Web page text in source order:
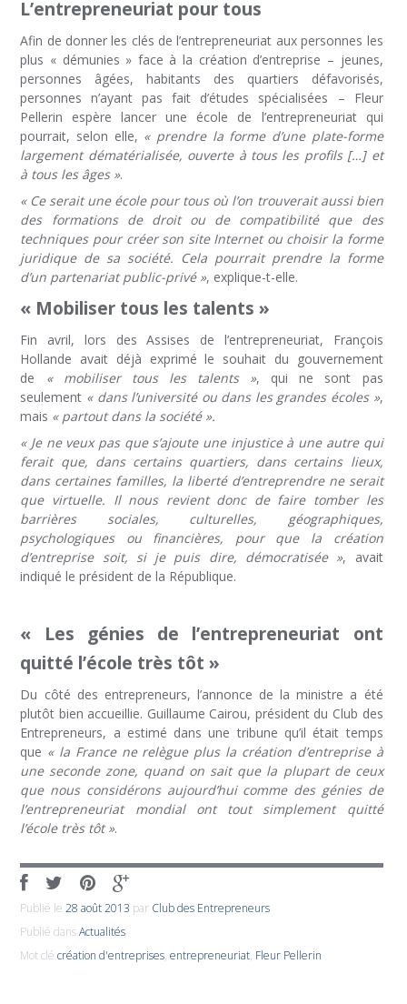
L’entrepreneuriat pour tous
Afin de donner les clés de l’entrepreneuriat aux personnes les
plus « démunies » face à la création d’entreprise – jeunes,
personnes âgées, habitants des quartiers défavorisés,
personnes n’ayant pas fait d’études spécialisées – Fleur
Pellerin espère lancer une école de l’entrepreneuriat qui
pourrait, selon elle, « prendre la forme d’une plate-forme
largement dématérialisée, ouverte à tous les profils […] et
à tous les âges ».
« Ce serait une école pour tous où l’on trouverait aussi bien
des formations de droit ou de compatibilité que des
techniques pour créer son site Internet ou choisir la forme
juridique de sa société. Cela pourrait prendre la forme
d’un partenariat public-privé », explique-t-elle.
« Mobiliser tous les talents »
Fin avril, lors des Assises de l’entrepreneuriat, François
Hollande avait déjà exprimé le souhait du gouvernement
de « mobiliser tous les talents », qui ne sont pas
seulement « dans l’université ou dans les grandes écoles »,
mais « partout dans la société ».
« Je ne veux pas que s’ajoute une injustice à une autre qui
ferait que, dans certains quartiers, dans certains lieux,
dans certaines familles, la liberté d’entreprendre ne serait
que virtuelle. Il nous revient donc de faire tomber les
barrières sociales, culturelles, géographiques,
psychologiques ou financières, pour que la création
d’entreprise soit, si je puis dire, démocratisée », avait
indiqué le président de la République.
« Les génies de l’entrepreneuriat ont
quitté l’école très tôt »
Du côté des entrepreneurs, l’annonce de la ministre a été
plutôt bien accueillie. Guillaume Cairou, président du Club des
Entrepreneurs, a estimé dans une tribune qu’il était temps
que « la France ne relègue plus la création d’entreprise à
une seconde zone, quand on sait que la plupart de ceux
que nous considérons aujourd’hui comme des génies de
l’entrepreneuriat mondial ont tout simplement quitté
l’école très tôt ».
Publié le28 août 2013 par Club des Entrepreneurs
Publié dansActualités
Mot clécréation d'entreprises,entrepreneuriat, Fleur Pellerin